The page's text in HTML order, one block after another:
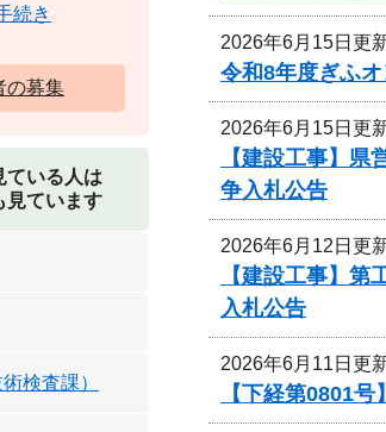
2026年6月15日更
令和8年度ぎふ
2026年6月15日更
【建設工事】
争入札公告
2026年6月12日更
【建設工事】
入札公告
2026年6月11日更
【下経第0801
続き
の募集
ている人は
見ています
検査課）